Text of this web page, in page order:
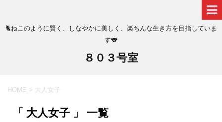
🐈ねこのように賢く、しなやかに美しく、楽ちんな生き方を目指していま
す🐨
８０３号室
HOME > 大人女子
「 大人女子 」 一覧